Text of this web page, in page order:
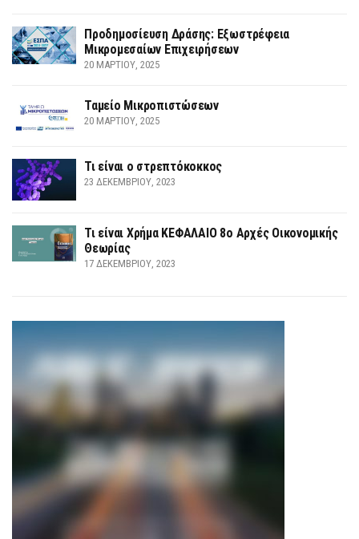
Προδημοσίευση Δράσης: Εξωστρέφεια
Μικρομεσαίων Επιχειρήσεων
20 ΜΑΡΤΊΟΥ, 2025
Ταμείο Μικροπιστώσεων
20 ΜΑΡΤΊΟΥ, 2025
Τι είναι ο στρεπτόκοκκος
23 ΔΕΚΕΜΒΡΊΟΥ, 2023
Τι είναι Χρήμα ΚΕΦΑΛΑΙΟ 8ο Αρχές Οικονομικής
Θεωρίας
17 ΔΕΚΕΜΒΡΊΟΥ, 2023